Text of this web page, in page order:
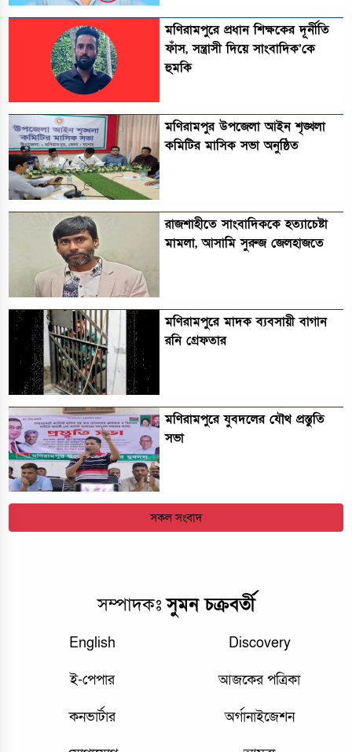
মণিরামপুরে প্রধান শিক্ষকের দূর্নীতি
ফাঁস, সন্ত্রাসী দিয়ে সাংবাদিক’কে
হুমকি
মণিরামপুর উপজেলা আইন শৃঙ্খলা
কমিটির মাসিক সভা অনুষ্ঠিত‎‎
রাজশাহীতে সাংবাদিককে হত্যাচেষ্টা
মামলা, আসামি সুরুজ জেলহাজতে
মণিরামপুরে মাদক ব্যবসায়ী বাগান
রনি গ্রেফতার
মণিরামপুরে যুবদলের যৌথ প্রস্তুতি
সভা
সকল সংবাদ
সম্পাদকঃসুমন চক্রবর্তী
English Discovery
ই-পেপার আজকের পত্রিকা
কনভার্টার অর্গানাইজেশন